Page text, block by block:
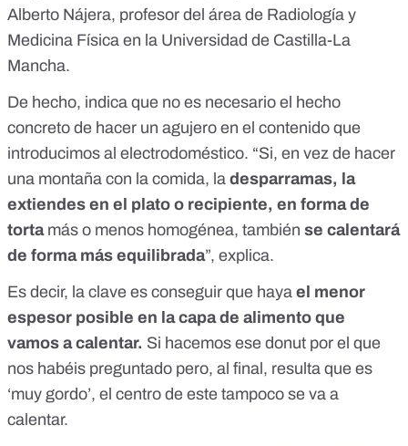
Alberto Nájera, profesor del área de Radiología y
Medicina Física en la Universidad de Castilla-La
Mancha.
De hecho, indica que no es necesario el hecho
concreto de hacer un agujero en el contenido que
introducimos al electrodoméstico. “Si, en vez de hacer
una montaña con la comida, la desparramas, la
extiendes en el plato o recipiente, en forma de
tortamás o menos homogénea, también se calentará
de forma más equilibrada”, explica.
Es decir, la clave es conseguir que haya el menor
espesor posible en la capa de alimento que
vamos a calentar. Si hacemos ese donut por el que
nos habéis preguntado pero, al final, resulta que es
‘muy gordo’, el centro de este tampoco se va a
calentar.